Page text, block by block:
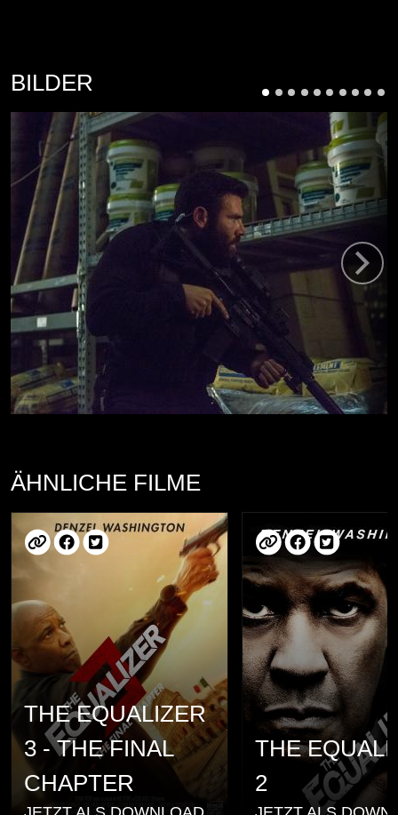
BILDER
ÄHNLICHE FILME
THE EQUALIZER
3 - THE FINAL
CHAPTER
THE
2